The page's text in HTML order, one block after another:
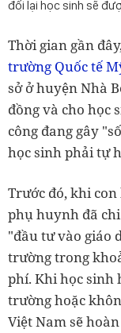
đổi lại học sinh sẽ
Thời gian gần
trường Quốc tế
sở ở huyện Nhà
đồng và cho học
công đang gây
học sinh phải tự
Trước đó, khi
phụ huynh đã
"đầu tư vào giáo
trường trong
phí. Khi học sinh
trường hoặc
Việt Nam sẽ